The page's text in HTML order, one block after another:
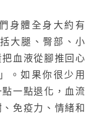
身體全身大約有
大腿、臀部、小
血液從腳推回心
。如果你很少用
一點退化，血流
免疫力、情緒和